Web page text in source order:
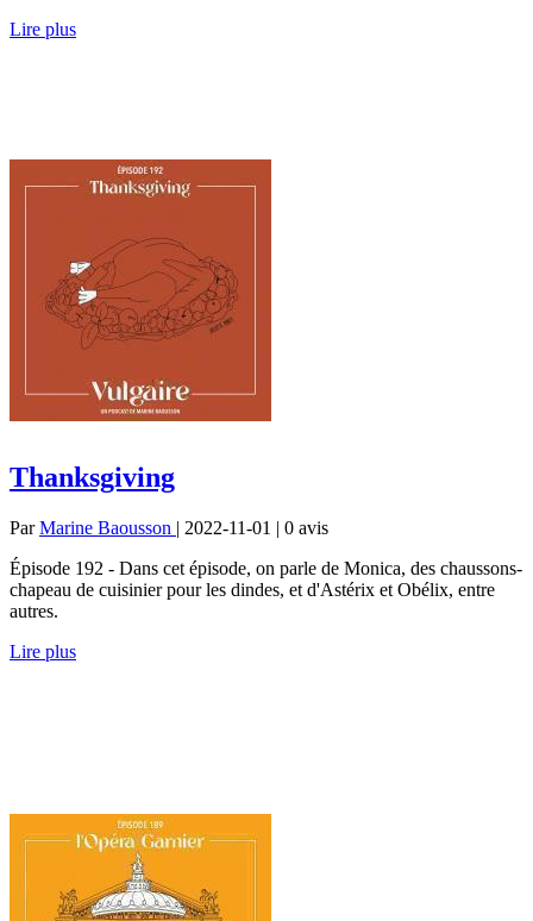
Lire plus
Thanksgiving
ParMarine Baousson | 2022-11-01 | 0 avis
Épisode 192 - Dans cet épisode, on parle de Monica, des chaussons-
chapeau de cuisinier pour les dindes, et d'Astérix et Obélix, entre
autres.
Lire plus